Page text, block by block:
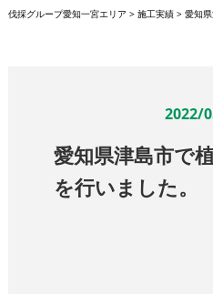
伐採グループ愛知一宮エリア > 施工実績> 愛知
2022/
愛知県津島市で
を行いました。